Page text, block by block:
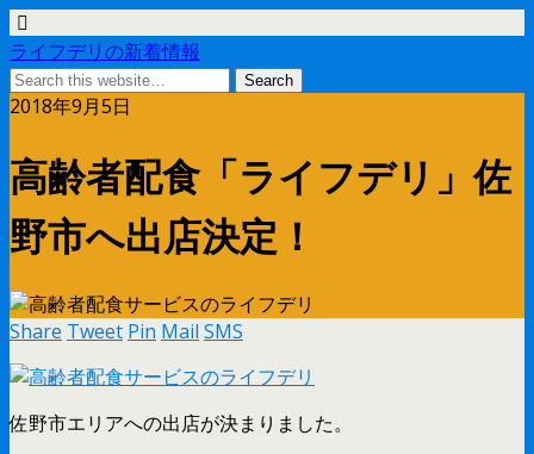
ライフデリの新着情報
2018年9月5日
高齢者配食「ライフデリ」佐
野市へ出店決定！
Share Tweet Pin Mail SMS
佐野市エリアへの出店が決まりました。